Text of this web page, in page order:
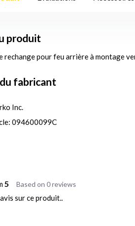
produit
rechange pour feu arrière à montage
fabricant
Inc.
094600099C
5 Based on 0 reviews
sur ce produit..